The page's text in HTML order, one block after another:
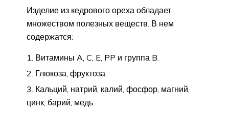
Изделие из кедрового ореха обладает
множеством полезных веществ. В нем
содержатся:
Витамины A, C, E, PP и группа B.
Глюкоза, фруктоза.
Кальций, натрий, калий, фосфор, магний,
цинк, барий, медь.